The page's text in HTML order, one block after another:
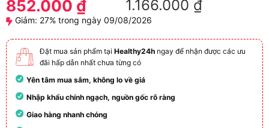
sao
852.000 ₫ 1.166.000 ₫
Giảm: 27% trong ngày 09/08/2026
Đặt mua sản phẩm tại Healthy24hngay để nhận được các ưu
đãi hấp dẫn nhất chưa từng có
Yên tâm mua sắm, không lo về giá
Nhập khẩu chính ngạch, nguồn gốc rõ ràng
Giao hàng nhanh chóng